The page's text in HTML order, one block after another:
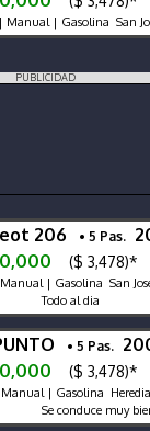
| Gasolina San
PUBLICIDAD
206 • 5 Pas.
($ 3,478)*
| Gasolina San
Todo al dia
• 5 Pas.
($ 3,478)*
| Gasolina Heredia
Se conduce muy bien.